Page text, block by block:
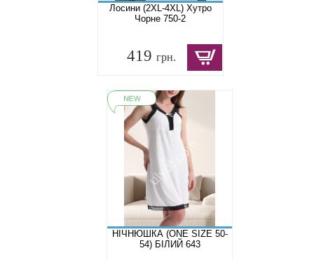
Лосини (2XL-4XL) Хутро
Чорне 750-2
419 грн.
НІЧНЮШКА (ONE SIZE 50-
54) БІЛИЙ 643